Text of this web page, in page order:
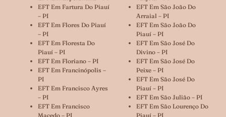
EFT Em Fartura Do Piauí
– PI
EFT Em Flores Do Piauí
– PI
EFT Em Floresta Do
Piauí – PI
EFT Em Floriano – PI
EFT Em Francinópolis –
PI
EFT Em Francisco Ayres
– PI
EFT Em Francisco
Macedo – PI
EFT Em São João Do
Arraial – PI
EFT Em São João Do
Piauí – PI
EFT Em São José Do
Divino – PI
EFT Em São José Do
Peixe – PI
EFT Em São José Do
Piauí – PI
EFT Em São Julião – PI
EFT Em São Lourenço Do
Piauí – PI